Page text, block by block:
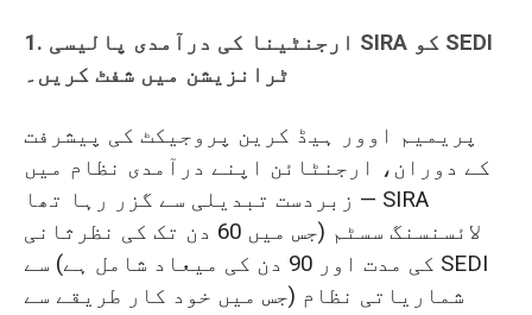
1. ارجنٹینا کی درآمدی پالیسی SIRA کو SEDI
ٹرانزیشن میں شفٹ کریں۔
پریمیم اوور ہیڈ کرین پروجیکٹ کی پیشرفت
کے دوران، ارجنٹائن اپنے درآمدی نظام میں
زبردست تبدیلی سے گزر رہا تھا — SIRA
لائسنسنگ سسٹم (جس میں 60 دن تک کی نظرثانی
کی مدت اور 90 دن کی میعاد شامل ہے) سے SEDI
شماریاتی نظام (جس میں خود کار طریقے سے